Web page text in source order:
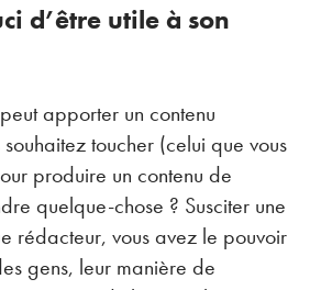
d’être utile à son
apporter un contenu
toucher (celui que vous
produire un contenu de
quelque-chose ? Susciter une
rédacteur, vous avez le pouvoir
gens, leur manière de